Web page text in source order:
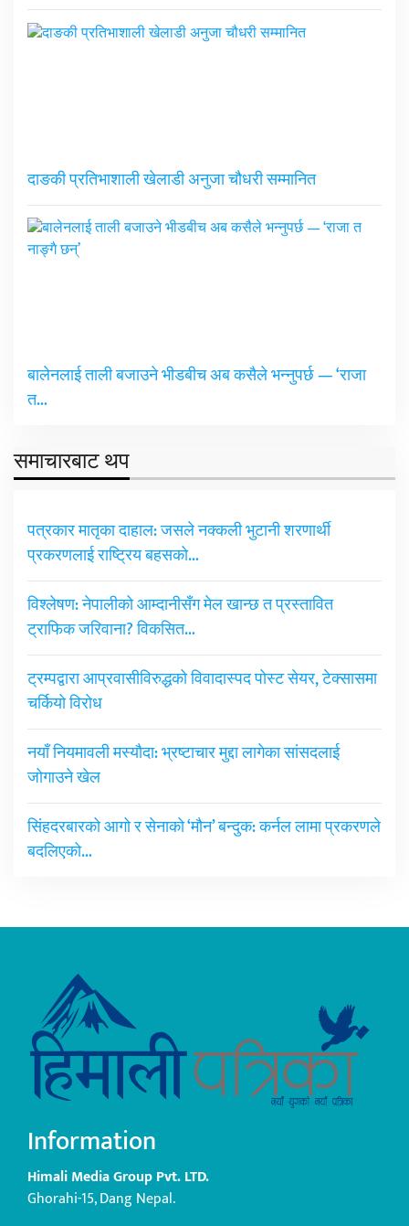
दाङकी प्रतिभाशाली खेलाडी अनुजा चौधरी सम्मानित
बालेनलाई ताली बजाउने भीडबीच अब कसैले भन्नुपर्छ — ‘राजा
त…
समाचारबाट थप
पत्रकार मातृका दाहाल: जसले नक्कली भुटानी शरणार्थी
प्रकरणलाई राष्ट्रिय बहसको…
विश्लेषण: नेपालीको आम्दानीसँग मेल खान्छ त प्रस्तावित
ट्राफिक जरिवाना? विकसित…
ट्रम्पद्वारा आप्रवासीविरुद्धको विवादास्पद पोस्ट सेयर, टेक्सासमा
चर्कियो विरोध
नयाँ नियमावली मस्यौदा: भ्रष्टाचार मुद्दा लागेका सांसदलाई
जोगाउने खेल
सिंहदरबारको आगो र सेनाको ‘मौन’ बन्दुक: कर्नल लामा प्रकरणले
बदलिएको…
Information
Himali Media Group Pvt. LTD.
Ghorahi-15, Dang Nepal.